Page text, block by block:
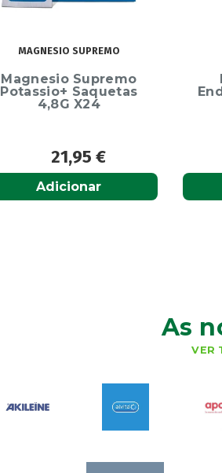
MAGNESIO SUPREMO
Magnesio Supremo
Potassio+ Saquetas
4,8G X24
21,95€
Adicionar
As
VER